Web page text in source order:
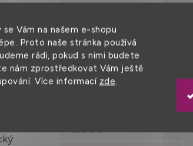
Vám na našem e-shopu
Proto naše stránka používá
rádi, pokud s nimi budete
nám zprostředkovat Vám ještě
Více informací zde.
STŘIH
TYP MIKINY:
TYP POSTAVY
VÁHA: